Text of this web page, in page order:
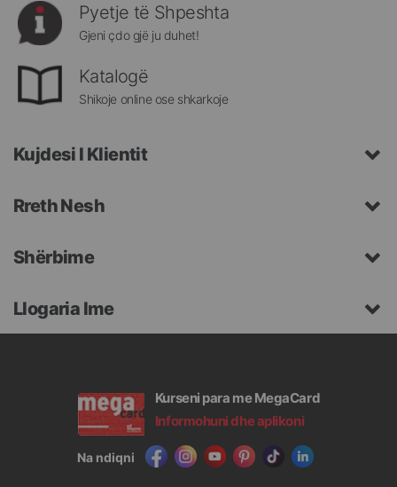
Pyetje të Shpeshta
Gjeni çdo gjë ju duhet!
Katalogë
Shikoje online ose shkarkoje
Kujdesi I Klientit
Rreth Nesh
Shërbime
Llogaria Ime
Kurseni para me MegaCard
Informohuni dhe aplikoni
Na ndiqni